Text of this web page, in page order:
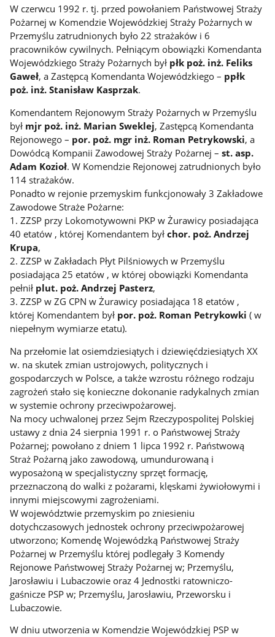
W czerwcu 1992 r. tj. przed powołaniem Państwowej Straży
Pożarnej w Komendzie Wojewódzkiej Straży Pożarnych w
Przemyślu zatrudnionych było 22 strażaków i 6
pracowników cywilnych. Pełniącym obowiązki Komendanta
Wojewódzkiego Straży Pożarnych był płk poż. inż. Feliks
Gaweł, a Zastępcą Komendanta Wojewódzkiego – ppłk
poż. inż. Stanisław Kasprzak.
Komendantem Rejonowym Straży Pożarnych w Przemyślu
był mjr poż. inż. Marian Sweklej, Zastępcą Komendanta
Rejonowego – por. poż. mgr inż. Roman Petrykowski, a
Dowódcą Kompanii Zawodowej Straży Pożarnej –st. asp.
Adam Kozioł. W Komendzie Rejonowej zatrudnionych było
114 strażaków.
Ponadto w rejonie przemyskim funkcjonowały 3 Zakładowe
Zawodowe Straże Pożarne:
1. ZZSP przy Lokomotywowni PKP w Żurawicy posiadająca
40 etatów , której Komendantem byłchor. poż. Andrzej
Krupa,
2. ZZSP w Zakładach Płyt Pilśniowych w Przemyślu
posiadająca 25 etatów , w której obowiązki Komendanta
pełnił plut. poż. Andrzej Pasterz,
3. ZZSP w ZG CPN w Żurawicy posiadająca 18 etatów ,
której Komendantem był por. poż. Roman Petrykowki( w
niepełnym wymiarze etatu).
Na przełomie lat osiemdziesiątych i dziewięćdziesiątych XX
w. na skutek zmian ustrojowych, politycznych i
gospodarczych w Polsce, a także wzrostu różnego rodzaju
zagrożeń stało się konieczne dokonanie radykalnych zmian
w systemie ochrony przeciwpożarowej.
Na mocy uchwalonej przez Sejm Rzeczypospolitej Polskiej
ustawy z dnia 24 sierpnia 1991 r. o Państwowej Straży
Pożarnej; powołano z dniem 1 lipca 1992 r. Państwową
Straż Pożarną jako zawodową, umundurowaną i
wyposażoną w specjalistyczny sprzęt formację,
przeznaczoną do walki z pożarami, klęskami żywiołowymi i
innymi miejscowymi zagrożeniami.
W województwie przemyskim po zniesieniu
dotychczasowych jednostek ochrony przeciwpożarowej
utworzono; Komendę Wojewódzką Państwowej Straży
Pożarnej w Przemyślu której podlegały 3 Komendy
Rejonowe Państwowej Straży Pożarnej w; Przemyślu,
Jarosławiu i Lubaczowie oraz 4 Jednostki ratowniczo-
gaśnicze PSP w; Przemyślu, Jarosławiu, Przeworsku i
Lubaczowie.
W dniu utworzenia w Komendzie Wojewódzkiej PSP w